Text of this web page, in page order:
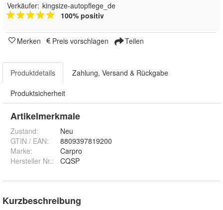
Verkäufer: kingsize-autopflege_de
100% positiv
Merken Preis vorschlagen Teilen
Produktdetails Zahlung, Versand & Rückgabe
Produktsicherheit
Artikelmerkmale
Zustand:
Neu
GTIN / EAN:
8809397819200
Marke:
Carpro
Hersteller Nr.:
CQSP
Kurzbeschreibung